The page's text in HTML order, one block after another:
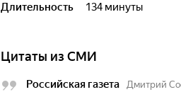
Длительность 134 минуты
Цитаты из СМИ
Российская газета Дмитрий